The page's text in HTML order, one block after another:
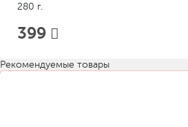
280 г.
399
Рекомендуемые товары